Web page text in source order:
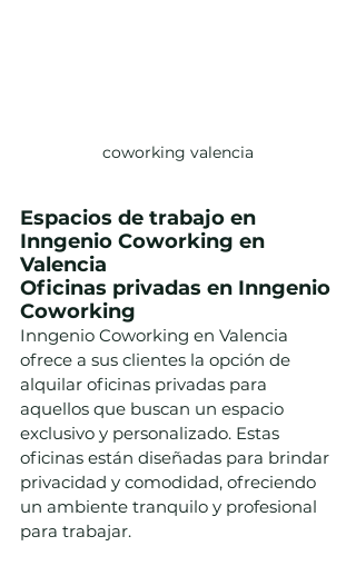
coworking valencia
Espacios de trabajo en
Inngenio Coworking en
Valencia
Oficinas privadas en Inngenio
Coworking
Inngenio Coworking en Valencia
ofrece a sus clientes la opción de
alquilar oficinas privadas para
aquellos que buscan un espacio
exclusivo y personalizado. Estas
oficinas están diseñadas para brindar
privacidad y comodidad, ofreciendo
un ambiente tranquilo y profesional
para trabajar.